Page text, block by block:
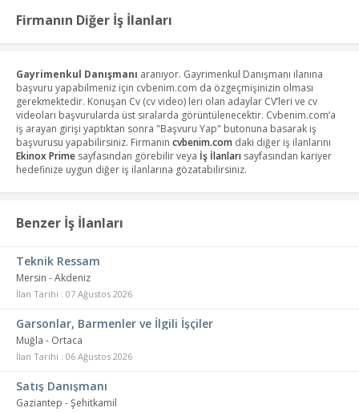
Firmanın Diğer İş İlanları
Gayrimenkul Danışmanı aranıyor. Gayrimenkul Danışmanı ilanına
başvuru yapabilmeniz için cvbenim.com da özgeçmişinizin olması
gerekmektedir. Konuşan Cv (cv video) leri olan adaylar CV’leri ve cv
videoları başvurularda üst sıralarda görüntülenecektir. Cvbenim.com’a
iş arayan girişi yaptıktan sonra "Başvuru Yap" butonuna basarak iş
başvurusu yapabilirsiniz. Firmanın cvbenim.com daki diğer iş ilanlarını
Ekinox Prime sayfasından görebilir veya İş İlanları sayfasından kariyer
hedefinize uygun diğer iş ilanlarına gözatabilirsiniz.
Benzer İş İlanları
Teknik Ressam
Mersin - Akdeniz
İlan Tarihi : 07 Ağustos 2026
Garsonlar, Barmenler ve İlgili İşçiler
Muğla - Ortaca
İlan Tarihi : 06 Ağustos 2026
Satış Danışmanı
Gaziantep - Şehitkamil